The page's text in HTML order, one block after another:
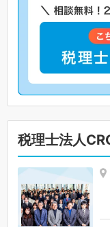
税理士法人